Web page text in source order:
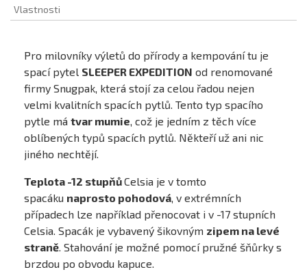
Vlastnosti
Pro milovníky výletů do přírody a kempování tu je
spací pytel SLEEPER EXPEDITION od renomované
firmy Snugpak, která stojí za celou řadou nejen
velmi kvalitních spacích pytlů. Tento typ spacího
pytle má tvar mumie, což je jedním z těch více
oblíbených typů spacích pytlů. Někteří už ani nic
jiného nechtějí.
Teplota -12 stupňůCelsia je v tomto
spacáku naprosto pohodová, v extrémních
případech lze například přenocovat i v -17 stupních
Celsia. Spacák je vybavený šikovným zipem na levé
straně. Stahování je možné pomocí pružné šňůrky s
brzdou po obvodu kapuce.